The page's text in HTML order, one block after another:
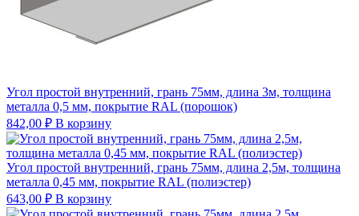
Угол простой внутренний, грань 75мм, длина 3м, толщина
металла 0,5 мм, покрытие RAL (порошок)
842,00 ₽ В корзину
Угол простой внутренний, грань 75мм, длина 2,5м, толщина
металла 0,45 мм, покрытие RAL (полиэстер)
643,00 ₽ В корзину